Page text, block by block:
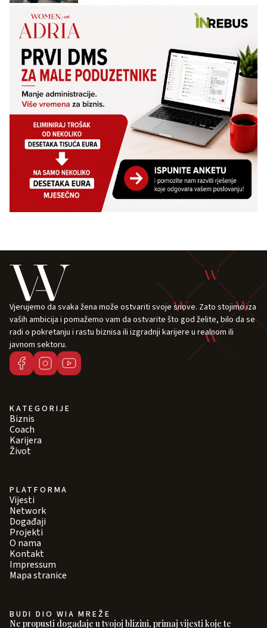
Vjerujemo da svaka žena može ostvariti svoje snove. Zato stojimo iza
vaših ambicija i pomažemo vam da ostvarite što god želite, bilo da se
radi o pokretanju i rastu biznisa ili izgradnji karijere u realnom ili
javnom sektoru.
KATEGORIJE
Biznis
Coach
Karijera
Život
PLATFORMA
Vijesti
Network
Događaji
Projekti
O nama
Kontakt
Impressum
Mapa stranice
BUDI DIO WIA MREŽE
Ne propusti događaje u tvojoj blizini, primaj vijesti koje te